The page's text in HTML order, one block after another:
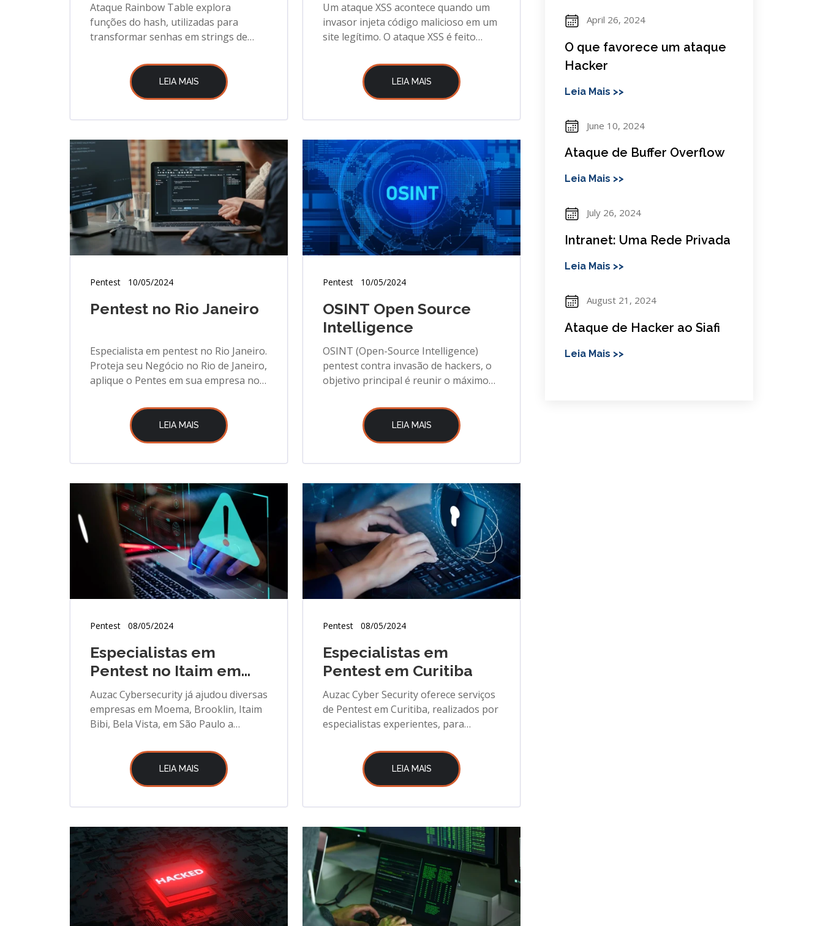
Ataque Rainbow Table explora
funções do hash, utilizadas para
transformar senhas em strings de
LEIA MAIS
Um ataque XSS acontece quando um
invasor injeta código malicioso em um
site legítimo. O ataque XSS é feito
LEIA MAIS
Pentest 10/05/2024
Pentest no Rio Janeiro
Especialista em pentest no Rio Janeiro.
Proteja seu Negócio no Rio de Janeiro,
aplique o Pentes em sua empresa no
LEIA MAIS
Pentest 10/05/2024
OSINT Open Source
Intelligence
OSINT (Open-Source Intelligence)
pentest contra invasão de hackers, o
objetivo principal é reunir o máximo
LEIA MAIS
Pentest 08/05/2024
Especialistas em
Pentest no Itaim em
São Paulo
Auzac Cybersecurity já ajudou diversas
empresas em Moema, Brooklin, Itaim
Bibi, Bela Vista, em São Paulo a
LEIA MAIS
Pentest 08/05/2024
Especialistas em
Pentest em Curitiba
Auzac Cyber Security oferece serviços
de Pentest em Curitiba, realizados por
especialistas experientes, para
LEIA MAIS
April 26, 2024
O que favorece um ataque
Hacker
Leia Mais >>
June 10, 2024
Ataque de Buffer Overflow
Leia Mais >>
July 26, 2024
Intranet: Uma Rede Privada
Leia Mais >>
August 21, 2024
Ataque de Hacker ao Siafi
Leia Mais >>